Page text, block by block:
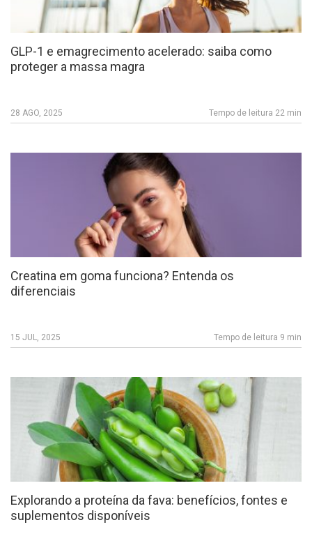
GLP-1 e emagrecimento acelerado: saiba como
proteger a massa magra
28 AGO, 2025 Tempo de leitura 22 min
Creatina em goma funciona? Entenda os
diferenciais
15 JUL, 2025 Tempo de leitura 9 min
Explorando a proteína da fava: benefícios, fontes e
suplementos disponíveis